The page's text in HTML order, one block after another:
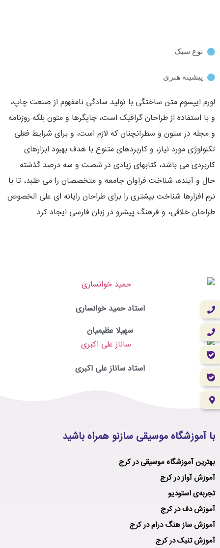
نوع سبک
پیشینه هنری
لورم ایپسوم متن ساختگی با تولید سادگی نامفهوم از صنعت چاپ،
و با استفاده از طراحان گرافیک است، چاپگرها و متون بلکه روزنامه
و مجله در ستون و سطرآنچنان که لازم است، و برای شرایط فعلی
تکنولوژی مورد نیاز، و کاربردهای متنوع با هدف بهبود ابزارهای
کاربردی می باشد، کتابهای زیادی در شصت و سه درصد گذشته
حال و آینده، شناخت فراوان جامعه و متخصصان را می طلبد، تا با
نرم افزارها شناخت بیشتری را برای طراحان رایانه ای علی الخصوص
طراحان خلاقی، و فرهنگ پیشرو در زبان فارسی ایجاد کرد
‎استاد حمید خوانساری
سهیلا عظیمیان
استاد ساناز علی اکبری
با آموزشگاه موسیقی سازنو همراه باشید
بهترین آموزشگاه موسیقی در کرج
آموزش آواز در کرج
تجربه‌ی استودیو
آموزش دف در کرج
آموزش ساز هنگ درام در کرج
آموزش تنبک در کرج